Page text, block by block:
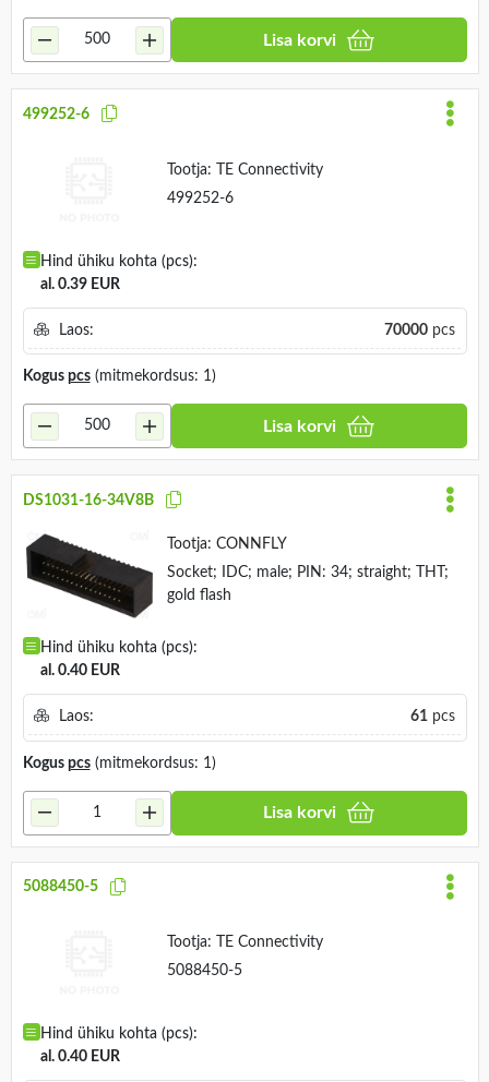
Lisa korvi
499252-6
Tootja:
TE Connectivity
499252-6
Hind ühiku kohta (pcs):
al. 0.39 EUR
Laos: 70000pcs
Kogus pcs(mitmekordsus: 1)
Lisa korvi
DS1031-16-34V8B
Tootja: CONNFLY
Socket; IDC; male; PIN: 34; straight; THT;
gold flash
Hind ühiku kohta (pcs):
al. 0.40 EUR
Laos: 61pcs
Kogus pcs(mitmekordsus: 1)
Lisa korvi
5088450-5
Tootja:
TE Connectivity
5088450-5
Hind ühiku kohta (pcs):
al. 0.40 EUR